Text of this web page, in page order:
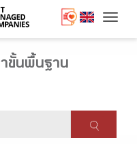
ขั้นพื้นฐาน